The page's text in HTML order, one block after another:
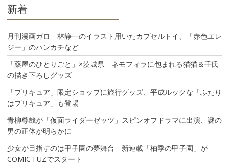
新着
月刊漫画ガロ 林静一のイラスト用いたカプセルトイ、「赤色エレ
ジー」のハンカチなど
「薬屋のひとりごと」×茨城県 ネモフィラに包まれる猫猫＆壬氏
の描き下ろしグッズ
「プリキュア」限定ショップに旅行グッズ、平成ルックな「ふたり
はプリキュア」も登場
青柳尊哉が「仮面ライダーゼッツ」スピンオフドラマに出演、謎の
男の正体が明らかに
少女が目指すのは甲子園の夢舞台 新連載「柚季の甲子園」が
COMIC FUZでスタート